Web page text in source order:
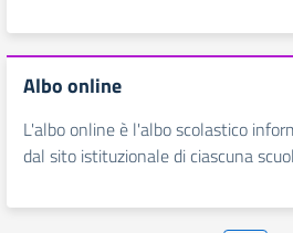
Albo online
L'albo online è l'albo scolastico
dal sito istituzionale di ciascuna